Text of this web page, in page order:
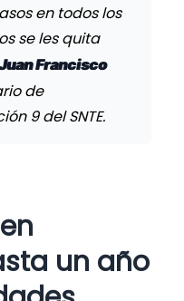
en todos los
se les quita
Francisco
de
9 del SNTE.
un año